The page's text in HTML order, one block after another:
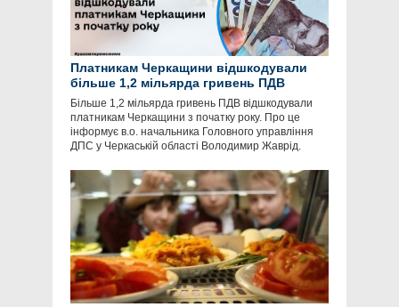
Платникам Черкащини відшкодували
більше 1,2 мільярда гривень ПДВ
Більше 1,2 мільярда гривень ПДВ відшкодували
платникам Черкащини з початку року. Про це
інформує в.о. начальника Головного управління
ДПС у Черкаській області Володимир Жаврід.